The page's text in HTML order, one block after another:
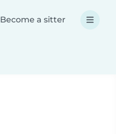
Become a sitter